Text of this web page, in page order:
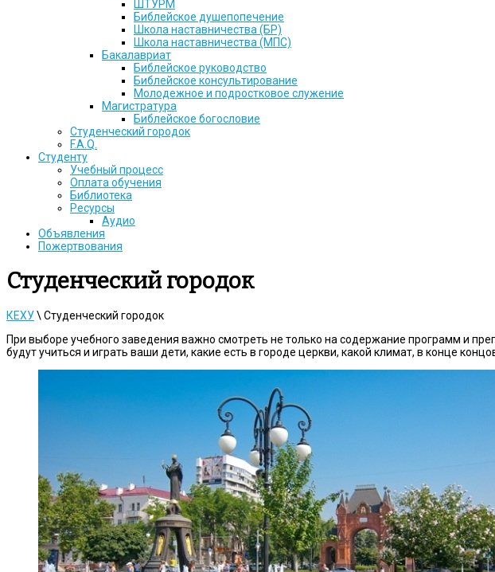
ШТУРМ
Библейское душепопечение
Школа наставничества (БР)
Школа наставничества (МПС)
Бакалавриат
Библейское руководство
Библейское консультирование
Молодежное и подростковое служение
Магистратура
Библейское богословие
Студенческий городок
F.A.Q.
Студенту
Учебный процесс
Оплата обучения
Библиотека
Ресурсы
Аудио
Объявления
Пожертвования
Студенческий городок
КЕХУ\ Студенческий городок
При выборе учебного заведения важно смотреть не только на содержание программ и
будут учиться и играть ваши дети, какие есть в городе церкви, какой климат, в конце